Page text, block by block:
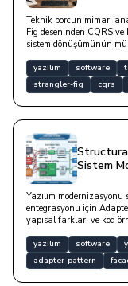
Teknik borcun mimari
Fig deseninden CQRS
sistem dönüşümünün
yazilim software
strangler-fig
cqrs
Sistem
Yazılım
entegrasyonu için
yapısal farkları ve kod
yazilim software
adapter-pattern